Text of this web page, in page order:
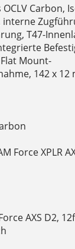
Carbon,
T47-
Mount-
142 x 12
Force XPLR
AXS D2,